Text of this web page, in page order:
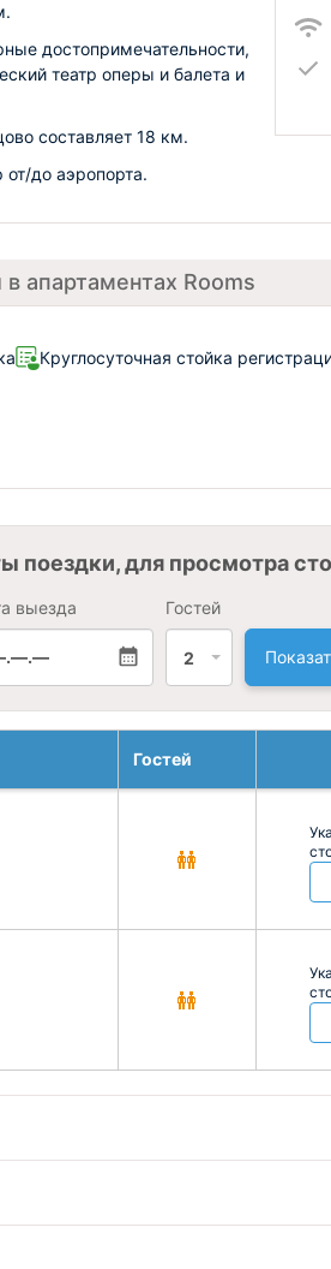
достопримечательности,
театр оперы и балета и
составляет 18 км.
от/до аэропорта.
в апартаментах Rooms
Круглосуточная стойка
поездки, для просмотра
выезда Гостей
2
Гостей